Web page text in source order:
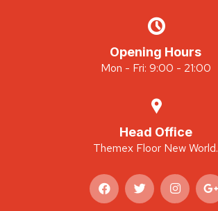
Opening Hours
Mon - Fri: 9:00 - 21:00
Head Office
Themex Floor New World.